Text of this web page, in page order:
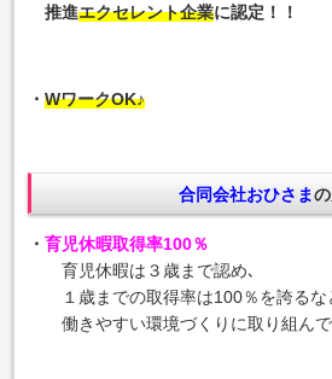
推進エクセレント企業に認定！！
・WワークOK♪
合同会社おひさま
・育児休暇取得率100％
育児休暇は３歳まで認め､
１歳までの取得率は100％を誇るな
働きやすい環境づくりに取り組んで